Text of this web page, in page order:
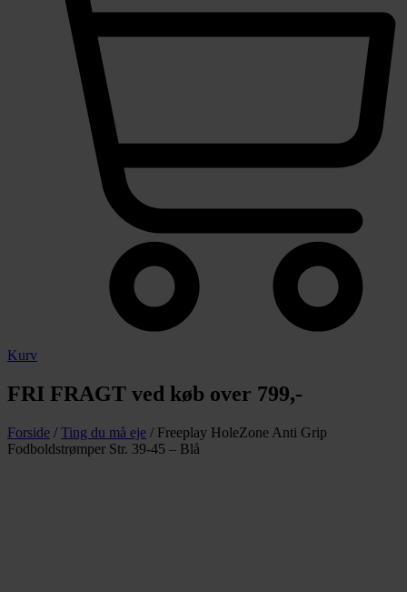
Kurv
FRI FRAGT ved køb over 799,-
Forside / Ting du må eje / Freeplay HoleZone Anti Grip
Fodboldstrømper Str. 39-45 – Blå